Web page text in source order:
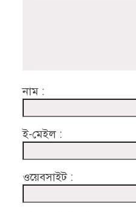
নাম :
ই-মেইল :
ওয়েবসাইট :